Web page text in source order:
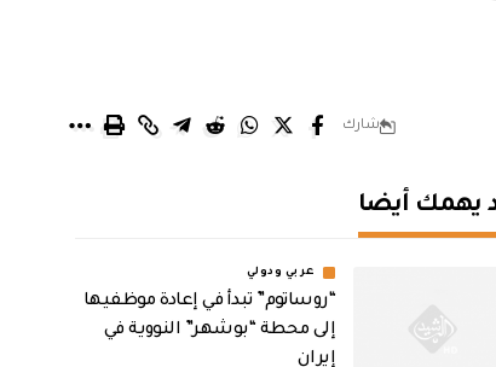
شارك
يهمك أيضا
عربي ودولي
“روساتوم” تبدأ في إعادة موظفيها
إلى محطة “بوشهر” النووية في
إيران